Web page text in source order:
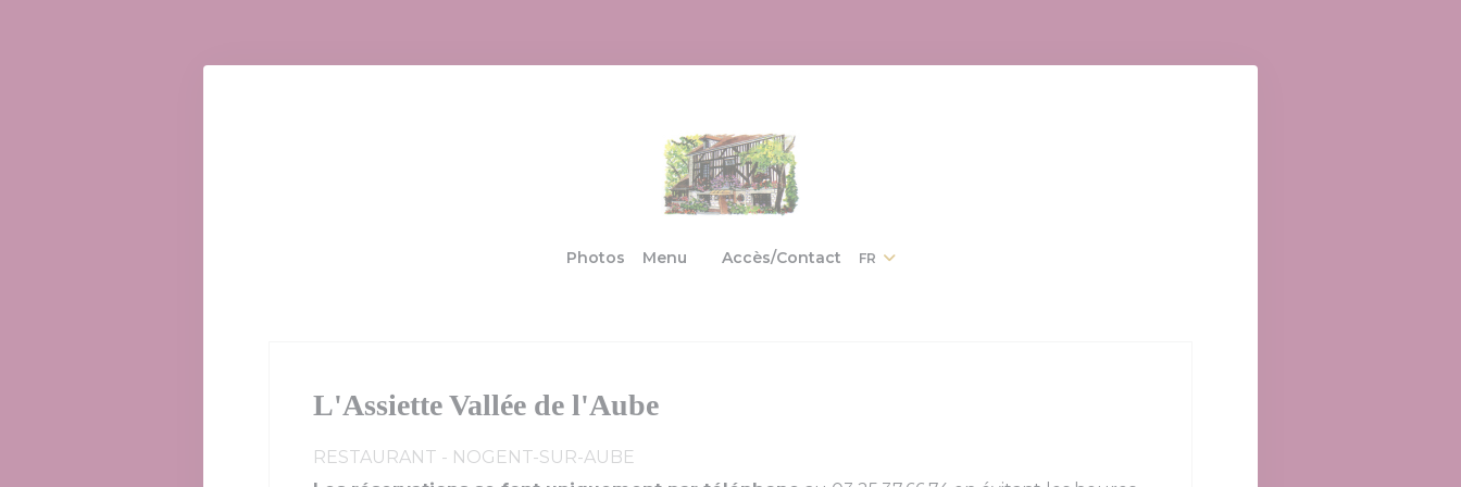
Photos Menu((ouvre une nouvelle fenêtre))
((ouvre une nouvelle fenêtre))
Accès/Contact FR
L'Assiette Vallée de l'Aube
RESTAURANT - NOGENT-SUR-AUBE